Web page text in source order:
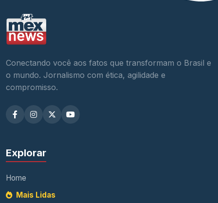
Conectando você aos fatos que transformam o Brasil e
o mundo. Jornalismo com ética, agilidade e
compromisso.
Explorar
Home
Mais Lidas